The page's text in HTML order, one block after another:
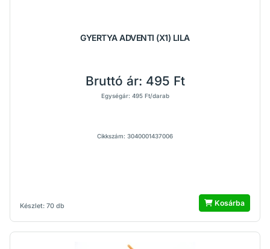
GYERTYA ADVENTI (X1) LILA
Készlet: 70 db
Bruttó ár: 495 Ft
Egységár: 495 Ft/darab
Cikkszám: 3040001437006
Kosárba